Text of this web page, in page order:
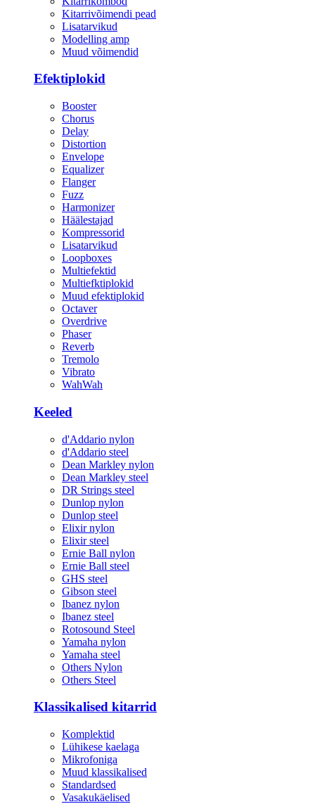
Kitarrivõimendi pead
Lisatarvikud
Modelling amp
Muud võimendid
Efektiplokid
Booster
Chorus
Delay
Distortion
Envelope
Equalizer
Flanger
Fuzz
Harmonizer
Häälestajad
Kompressorid
Lisatarvikud
Loopboxes
Multiefektid
Multiefktiplokid
Muud efektiplokid
Octaver
Overdrive
Phaser
Reverb
Tremolo
Vibrato
WahWah
Keeled
d'Addario nylon
d'Addario steel
Dean Markley nylon
Dean Markley steel
DR Strings steel
Dunlop nylon
Dunlop steel
Elixir nylon
Elixir steel
Ernie Ball nylon
Ernie Ball steel
GHS steel
Gibson steel
Ibanez nylon
Ibanez steel
Rotosound Steel
Yamaha nylon
Yamaha steel
Others Nylon
Others Steel
Klassikalised kitarrid
Komplektid
Lühikese kaelaga
Mikrofoniga
Muud klassikalised
Standardsed
Vasakukäelised